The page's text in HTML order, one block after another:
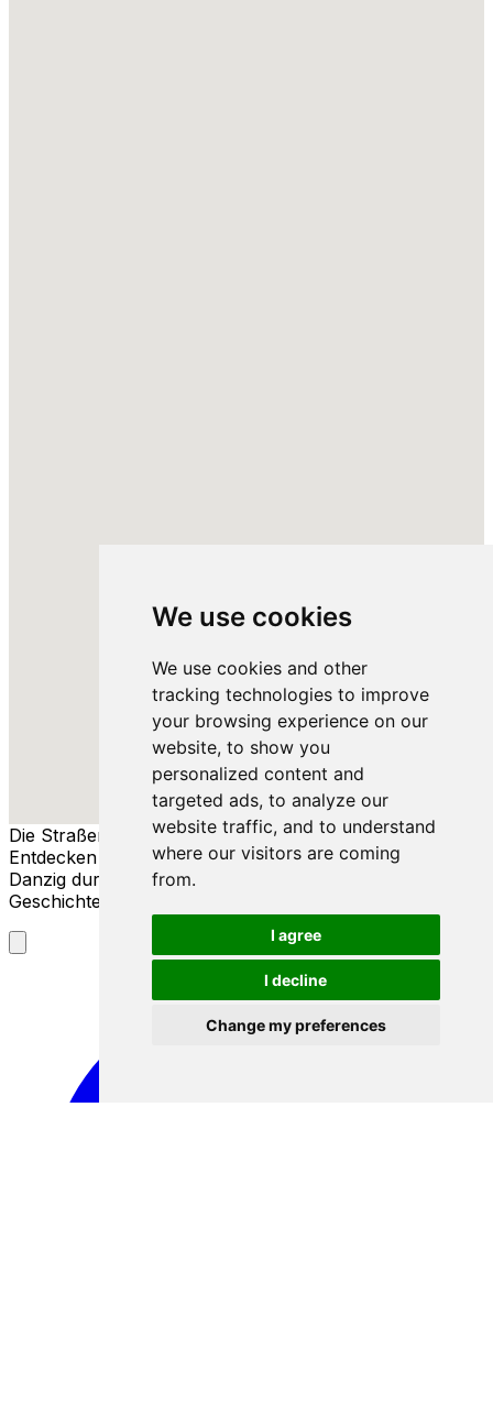
We use cookies
We use cookies and other
tracking technologies to improve
your browsing experience on our
website, to show you
personalized content and
targeted ads, to analyze our
website traffic, and to understand
where our visitors are coming
from.
I agree
I decline
Change my preferences
Die Straßen von Danzig
Entdecken Sie die reiche Geschichte und Kultur von
Danzig durch seine Straßen, Menschen und
Geschichten.